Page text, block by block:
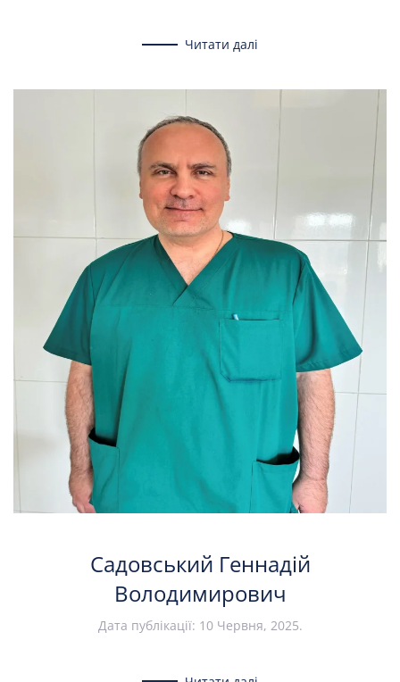
Читати далі
Садовський Геннадій
Володимирович
Дата публікації: 10 Червня, 2025.